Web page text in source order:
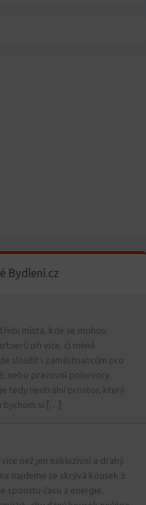
Bydlení.cz
místa, kde se mohou
při více, či méně
sloužit i zaměstnancům pro
nebo pracovní pohovory.
tedy neutrální prostor, který
bychom si […]
než jen exkluzivní a drahý
najdeme se skrývá kousek z
spoustu času a energie.